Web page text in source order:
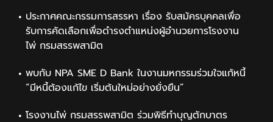
ประกาศคณะกรรมการสรรหา เรื่อง รับสมัครบุคคลเพื่อ
รับการคัดเลือกเพื่อดำรงตำแหน่งผู้อำนวยการโรงงาน
ไพ่ กรมสรรพสามิต
พบกับ NPA SME D Bank ในงานมหกรรมร่วมใจแก้หนี้
“มีหนี้ต้องแก้ไข เริ่มต้นใหม่อย่างยั่งยืน”
โรงงานไพ่ กรมสรรพสามิต ร่วมพิธีทำบุญตักบาตร